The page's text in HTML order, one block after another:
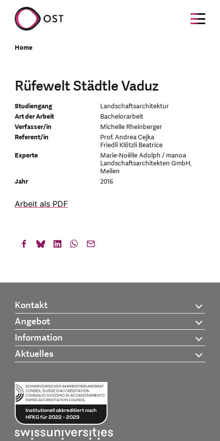
Home
Rüfewelt Städtle Vaduz
Studiengang
Landschaftsarchitektur
Art der Arbeit
Bachelorarbeit
Verfasser/in
Michelle Rheinberger
Referent/in
Prof. Andrea Cejka
Friedli Klötzli Beatrice
Experte
Marie-Noëlle Adolph / manoa
Landschaftsarchitekten GmbH,
Meilen
Jahr
2016
Arbeit als PDF
Kontakt
Angebot
Information
Aktuelles